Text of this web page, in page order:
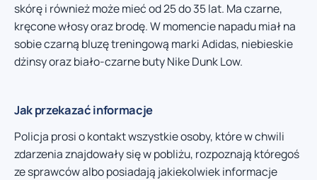
skórę i również może mieć od 25 do 35 lat. Ma czarne,
kręcone włosy oraz brodę. W momencie napadu miał na
sobie czarną bluzę treningową marki Adidas, niebieskie
dżinsy oraz biało-czarne buty Nike Dunk Low.
Jak przekazać informacje
Policja prosi o kontakt wszystkie osoby, które w chwili
zdarzenia znajdowały się w pobliżu, rozpoznają któregoś
ze sprawców albo posiadają jakiekolwiek informacje